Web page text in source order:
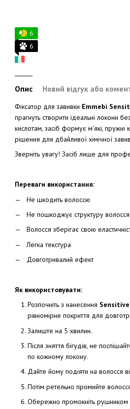
6
6
Опис Новий відгук або
Фіксатор для завивки Emmebi
прагнуть створити ідеальні локони
кислотам, засіб формує м’які, пружні
рішення для дбайливої хімічної
Зверніть увагу! Засіб лише для
Переваги використання:
Не шкодить волоссю
Не пошкоджує структуру волосся
Волосся зберігає свою
Легка текстура
Довготривалий ефект
Як використовувати:
Розпочніть з нанесення
рівномірне покриття для
Залиште на 5 хвилин.
Після зняття бігудів, не
по кожному локону.
Дайте йому подіяти на волосся
Потім ретельно промийте
Обережно промокніть рушником